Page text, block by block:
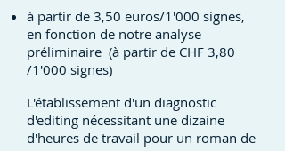
à partir de 3,50 euros/1'000 signes,
en fonction de notre analyse
préliminaire (à partir de CHF 3,80
/1'000 signes)
L'établissement d'un diagnostic
d'editing nécessitant une dizaine
d'heures de travail pour un roman de